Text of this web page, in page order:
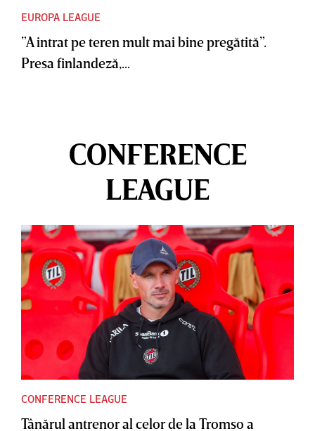
EUROPA LEAGUE
”A intrat pe teren mult mai bine pregătită”.
Presa finlandeză,...
CONFERENCE
LEAGUE
CONFERENCE LEAGUE
Tânărul antrenor al celor de la Tromso a